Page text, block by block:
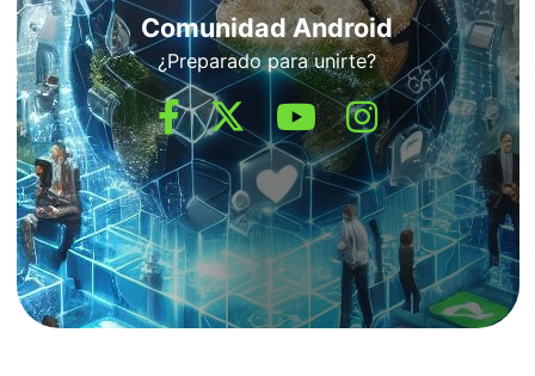
Comunidad Android
¿Preparado para unirte?